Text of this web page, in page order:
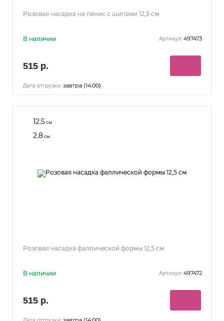
Розовая насадка на пенис с шипами 12,5 см
В наличии Артикул: 497473
515 р.
Дата отгрузки: завтра (14:00)
12.5см
2.8см
Розовая насадка фаллической формы 12,5 см
В наличии Артикул: 497472
515 р.